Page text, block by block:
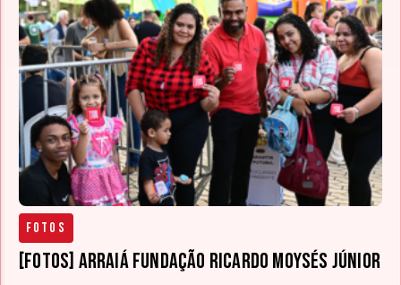
Fotos
[FOTOS] Arraiá Fundação Ricardo Moysés Júnior